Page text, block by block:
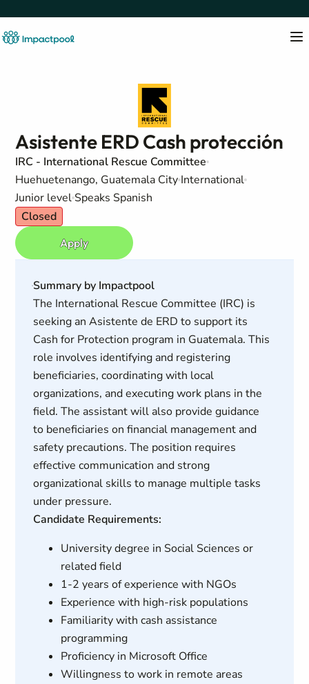
Asistente ERD Cash protección
IRC - International Rescue Committee
Huehuetenango, Guatemala City International
Junior level Speaks Spanish
Closed
Apply
Summary by Impactpool
The International Rescue Committee (IRC) is
seeking an Asistente de ERD to support its
Cash for Protection program in Guatemala. This
role involves identifying and registering
beneficiaries, coordinating with local
organizations, and executing work plans in the
field. The assistant will also provide guidance
to beneficiaries on financial management and
safety precautions. The position requires
effective communication and strong
organizational skills to manage multiple tasks
under pressure.
Candidate Requirements:
University degree in Social Sciences or
related field
1-2 years of experience with NGOs
Experience with high-risk populations
Familiarity with cash assistance
programming
Proficiency in Microsoft Office
Willingness to work in remote areas